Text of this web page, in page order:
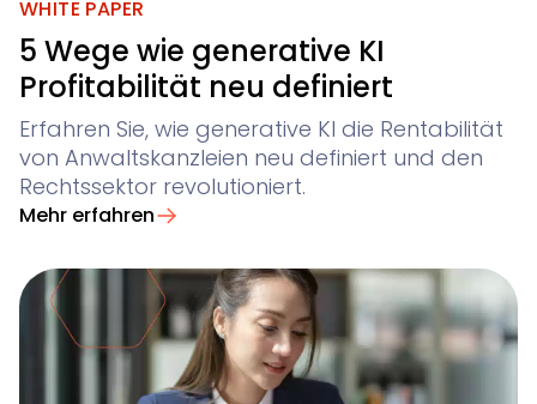
WHITE PAPER
5 Wege wie generative KI
Profitabilität neu definiert
Erfahren Sie, wie generative KI die Rentabilität
von Anwaltskanzleien neu definiert und den
Rechtssektor revolutioniert.
Mehr erfahren